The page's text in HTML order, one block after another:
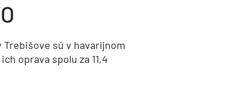
Trebišove sú v havarijnom
oprava spolu za 11,4